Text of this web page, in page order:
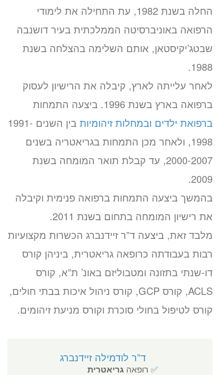
החלה בשנת 1982, עת התחילה את לימודי
הרפואה באוניברסיטה הממלכתית בעיר דושנבה
שבטג’יקיסטאן, אותם השלימה בהצלחה בשנת
1988.
לאחר עלייתה לארץ, קיבלה את הרישיון לעסוק
ברפואה בארץ בשנת 1996. ביצעה התמחות
ברפואת ילדים ובמחלות זיהומיות
בין השנים 1991-
1998, ולאחר מכן התמחות בגריאטריה בשנים
2000-2007, עד קבלת תואר המומחה בשנת
2009.
בהמשך ביצעה התמחות ברפואה פנימית וקיבלה
את רישיון המומחה בתחום בשנת 2011.
מלבד זאת, ביצעה ד”ר זיידנברג הכשרות מקצועיות
רבות בעבודתה כרופאה גריאטרית, ביניהן קורס
דו-שנתי בתזונה ומטבוליזם באונ’ ת”א, קורס
ACLS, קורס GCP, קורס ניהול איכות בבתי חולים,
קורס לטיפול בחולי סוכרת וקורס מניעת זיהומים.
ד”ר לודמילה זיידנברג
✅ רופאה גריאטרית